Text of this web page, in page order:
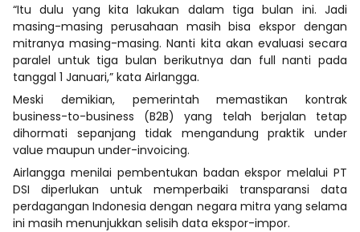
“Itu dulu yang kita lakukan dalam tiga bulan ini. Jadi
masing-masing perusahaan masih bisa ekspor dengan
mitranya masing-masing. Nanti kita akan evaluasi secara
paralel untuk tiga bulan berikutnya dan full nanti pada
tanggal 1 Januari,” kata Airlangga.
Meski demikian, pemerintah memastikan kontrak
business-to-business (B2B) yang telah berjalan tetap
dihormati sepanjang tidak mengandung praktik under
value maupun under-invoicing.
Airlangga menilai pembentukan badan ekspor melalui PT
DSI diperlukan untuk memperbaiki transparansi data
perdagangan Indonesia dengan negara mitra yang selama
ini masih menunjukkan selisih data ekspor-impor.